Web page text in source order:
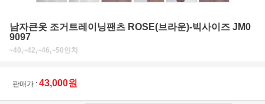
남자큰옷 조거트레이닝팬츠 ROSE(브라운)-빅사이즈 JM0
9097
~40,~42,~46,~50인치
판매가 : 43,000원